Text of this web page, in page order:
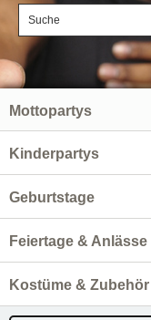
Mottopartys
Kinderpartys
Geburtstage
Feiertage & Anlässe
Kostüme & Zubehör